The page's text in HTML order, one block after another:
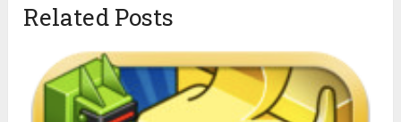
Related Posts